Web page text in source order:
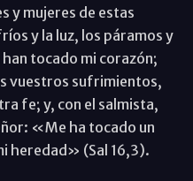
y mujeres de estas
y la luz, los páramos y
tocado mi corazón;
vuestros sufrimientos,
fe; y, con el salmista,
«Me ha tocado un
heredad» (Sal 16,3).